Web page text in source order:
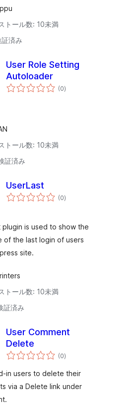
トール数: 10未満
済み
User Role Setting
Autoloader
(0個
の)
トール数: 10未満
証済み
UserLast
(0個
の)
plugin is used to show the
of the last login of users
site.
トール数: 10未満
証済み
User Comment
Delete
(0個
の
価
)
in users to delete their
via a Delete link under